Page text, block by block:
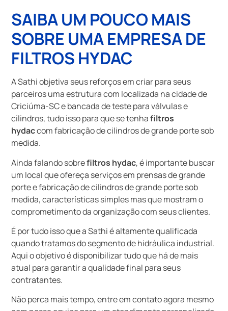
SAIBA UM POUCO MAIS
SOBRE UMA EMPRESA DE
FILTROS HYDAC
A Sathi objetiva seus reforços em criar para seus
parceiros uma estrutura com localizada na cidade de
Criciúma-SC e bancada de teste para válvulas e
cilindros, tudo isso para que se tenhafiltros
hydaccom fabricação de cilindros de grande porte sob
medida.
Ainda falando sobrefiltros hydac, é importante buscar
um local que ofereça serviços em prensas de grande
porte e fabricação de cilindros de grande porte sob
medida, características simples mas que mostram o
comprometimento da organização com seus clientes.
É por tudo isso que a Sathi é altamente qualificada
quando tratamos do segmento de hidráulica industrial.
Aqui o objetivo é disponibilizar tudo que há de mais
atual para garantir a qualidade final para seus
contratantes.
Não perca mais tempo, entre em contato agora mesmo